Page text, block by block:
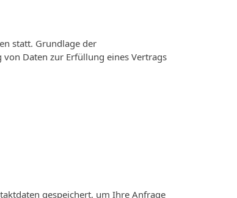
statt. Grundlage der
Daten zur Erfüllung eines Vertrags
gespeichert, um Ihre Anfrage